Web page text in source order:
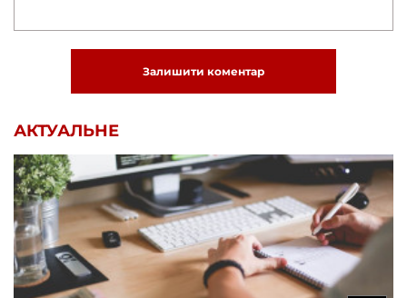
Залишити коментар
АКТУАЛЬНЕ